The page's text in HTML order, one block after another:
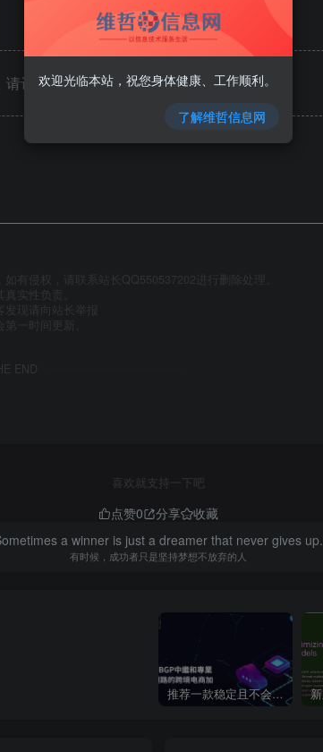
请评论后刷新页面查看.
有侵权，请联系站长QQ550537202进行删除处理。
实性负责。
现请向站长举报
一时间更新。
END
喜欢就支持一下吧
点赞0 分享
收藏
a winner is just a dreamer that never gives up.
有时候，成功者只是坚持梦想不放弃的人
推荐一款稳定且不会跑路的VPN支持4K【VPN】
欢迎光临本站，祝您身体健康、工作顺利。
了解维哲信息网